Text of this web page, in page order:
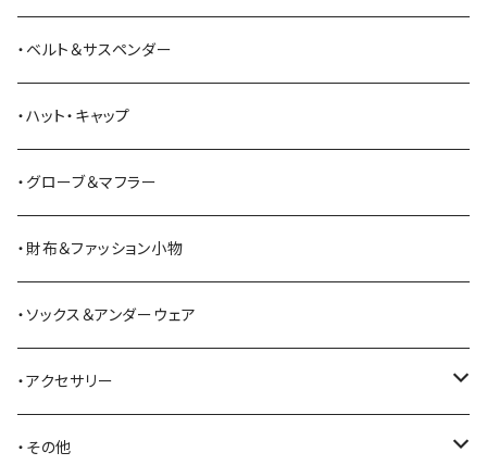
ANDERSON BEAN BOOT CO.
Bass Pro Shops
BATTLE LAKE
Barbour
BAYSIDE
BELSTAFF
BIG BILL
スウェットシャツ
カーディガン
パーカー
ミリタリーパンツ
ツナギ
ジャージ・スウェット
ハーフパンツ・ショートパンツ
ベスト
ショルダーバッグ
リュック・バックパック
ボストンバッグ・ダッフルバッグ
ヒップバッグ・ファニーパック
ブリーフケース
ツールバッグ
ブーツ
スニーカー
サンダル
その他シューズ
シュー用品
・ベルト＆サスペンダー
・ハット・キャップ
・グローブ＆マフラー
・財布＆ファッション小物
・ソックス＆アンダーウェア
・アクセサリー
バングル・ブレスレット
・その他